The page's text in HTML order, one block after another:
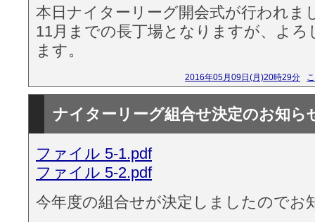
本日ナイターリーグ開会式が行われま
11月までの長丁場となりますが、よろ
ます。
2016年05月09日(月)20時29分
ナイターリーグ組合せ決定のお知ら
ファイル 5-1.pdf
ファイル 5-2.pdf
今年度の組合せが決定しましたのでお